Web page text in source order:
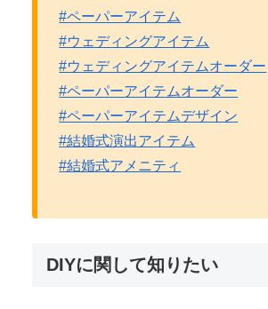
#ペーパーアイテム
#ウェディングアイテム
#ウェディングアイテムオーダー
#ペーパーアイテムオーダー
#ペーパーアイテムデザイン
#結婚式演出アイテム
#結婚式アメニティ
DIYに関して知りたい